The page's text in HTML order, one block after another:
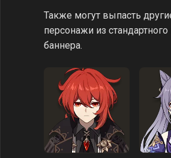
Также могут выпасть
персонажи из стандартного
баннера.